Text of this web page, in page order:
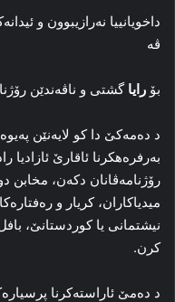
داخویانییا نەرازیبوون و
ڤە
بۆ رایاگشتی و ناڤەندێن
د دەمەكێ دا كو لایەنێن
بەرفرەهكرنا ئاقارێ ئازادیا
میدیاكاران، كریار و
نیشتمانی یا كوردستانێ،
كرن.
د دەمێ ئاراستەكرنا